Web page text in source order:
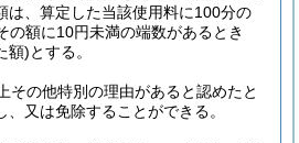
は、算定した当該使用料に100分の
の額に10円未満の端数があるとき
額)とする。
その他特別の理由があると認めたと
、又は免除することができる。